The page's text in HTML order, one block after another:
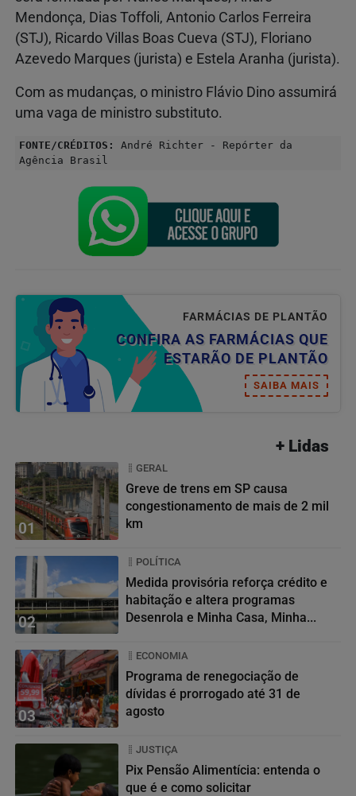
Mendonça, Dias Toffoli, Antonio Carlos Ferreira
(STJ), Ricardo Villas Boas Cueva (STJ), Floriano
Azevedo Marques (jurista) e Estela Aranha (jurista).
Com as mudanças, o ministro Flávio Dino assumirá
uma vaga de ministro substituto.
FONTE/CRÉDITOS:
André Richter - Repórter da
Agência Brasil
FARMÁCIAS DE PLANTÃO
CONFIRA AS FARMÁCIAS QUE
ESTARÃO DE PLANTÃO
SAIBA MAIS
+ Lidas
01
GERAL
Greve de trens em SP causa
congestionamento de mais de 2 mil
km
02
POLÍTICA
Medida provisória reforça crédito e
habitação e altera programas
Desenrola e Minha Casa, Minha...
03
ECONOMIA
Programa de renegociação de
dívidas é prorrogado até 31 de
agosto
JUSTIÇA
Pix Pensão Alimentícia: entenda o
que é e como solicitar